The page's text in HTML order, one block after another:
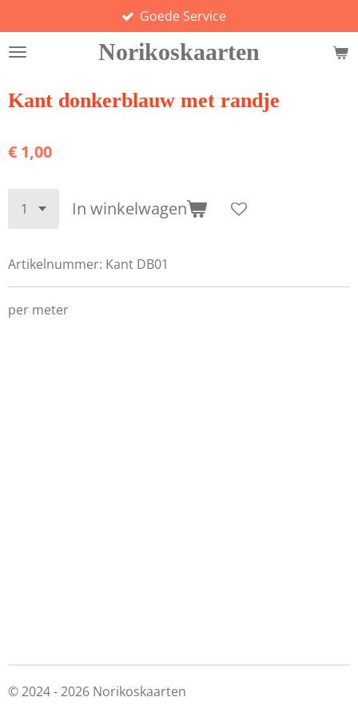
direct
naar
hoofdinhoud
Norikoskaarten
Goede Service
Kant donkerblauw met randje
€ 1,00
In winkelwagen
Artikelnummer: Kant DB01
per meter
© 2024 - 2026 Norikoskaarten